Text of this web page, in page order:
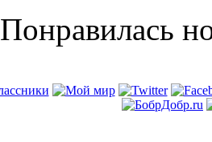
Понравилась